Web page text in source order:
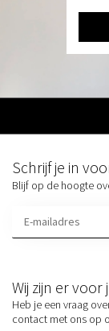
Wij zijn er voor
Heb je een vraag
contact met ons op
Schrijf je in
Blijf op de hoogte